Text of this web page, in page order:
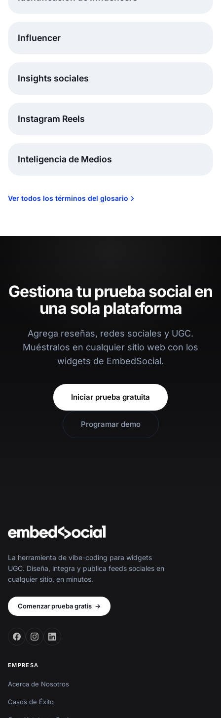
Influencer
Insights sociales
Instagram Reels
Inteligencia de Medios
Ver todos los términos del glosario
Gestiona tu prueba social en
una sola plataforma
Agrega reseñas, redes sociales y UGC.
Muéstralos en cualquier sitio web con los
widgets de EmbedSocial.
Iniciar prueba gratuita
Programar demo
La herramienta de vibe-coding para widgets
UGC. Diseña, integra y publica feeds sociales en
cualquier sitio, en minutos.
Comenzar prueba gratis →
EMPRESA
Acerca de Nosotros
Casos de Éxito